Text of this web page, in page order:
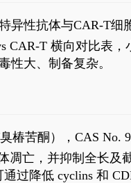
异性抗体与CAR-T细
CAR-T 横向对比表
性大、制备复杂。
椿苦酮），CAS No.
亡，并抑制全长及
过降低 cyclins 和